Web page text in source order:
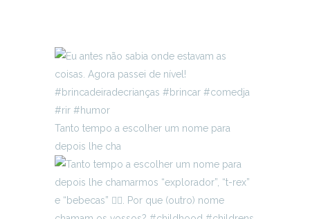
Tanto tempo a escolher um nome para
depois lhe cha